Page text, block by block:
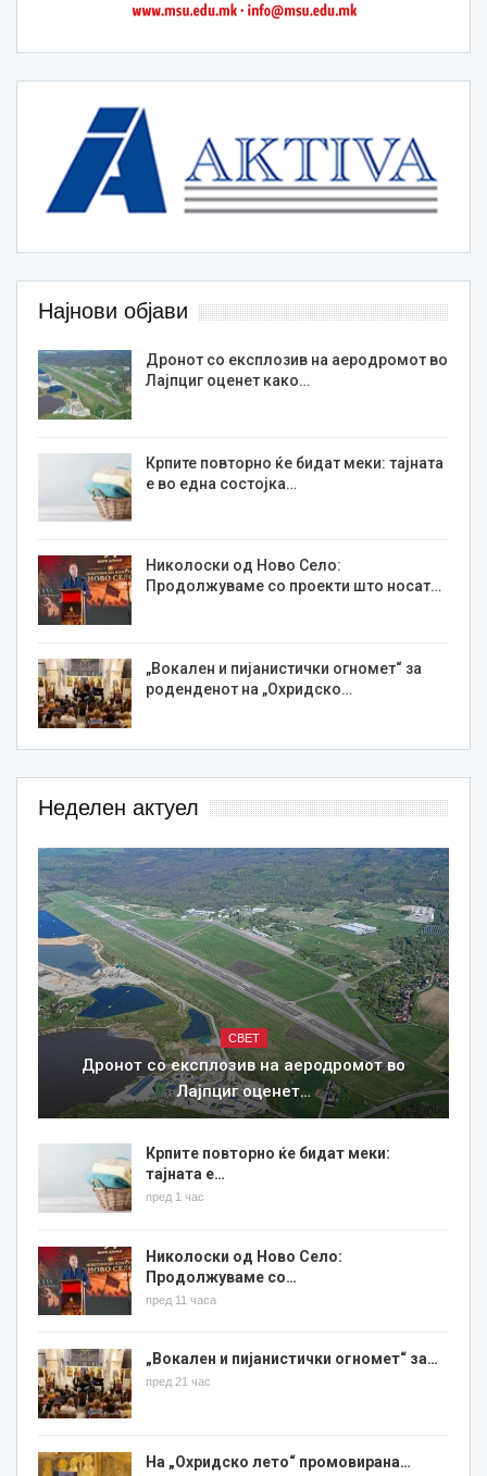
Најнови објави
Дронот со експлозив на аеродромот во
Лајпциг оценет како…
Крпите повторно ќе бидат меки: тајната
е во една состојка…
Николоски од Ново Село:
Продолжуваме со проекти што носат…
„Вокален и пијанистички огномет“ за
роденденот на „Охридско…
Неделен актуел
СВЕТ
Дронот со експлозив на аеродромот во
Лајпциг оценет…
Крпите повторно ќе бидат меки:
тајната е…
пред 1 час
Николоски од Ново Село:
Продолжуваме со…
пред 11 часа
„Вокален и пијанистички огномет“ за…
пред 21 час
На „Охридско лето“ промовирана…